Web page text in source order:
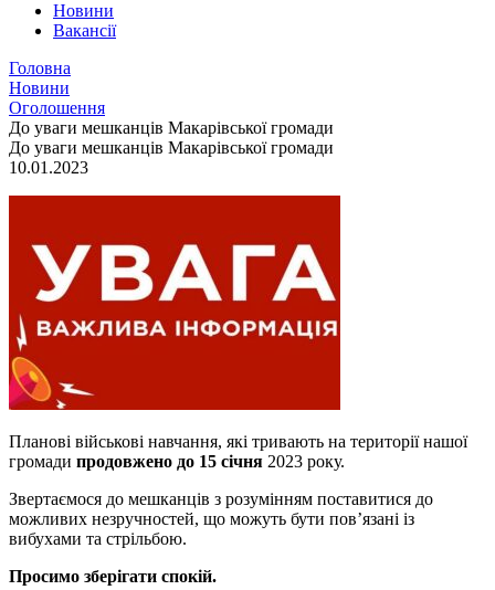
Новини
Вакансії
Головна
Новини
Оголошення
До уваги мешканців Макарівської громади
До уваги мешканців Макарівської громади
10.01.2023
Планові військові навчання, які тривають на території нашої
громади продовжено до 15 січня 2023 року.
Звертаємося до мешканців з розумінням поставитися до
можливих незручностей, що можуть бути пов’язані із
вибухами та стрільбою.
Просимо зберігати спокій.